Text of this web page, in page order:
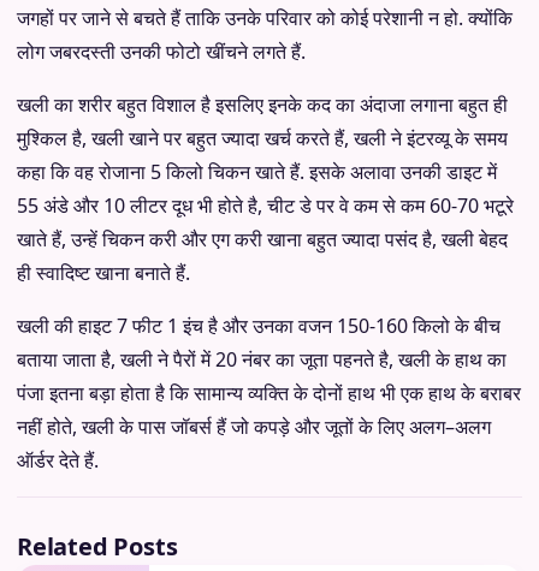
जगहों पर जाने से बचते हैं ताकि उनके परिवार को कोई परेशानी न हो.क्योंकि
लोग जबरदस्ती उनकी फोटो खींचने लगते हैं.
खली का शरीर बहुत विशाल है इसलिए इनके कद का अंदाजा लगाना बहुत ही
मुश्किल है,खली खाने पर बहुत ज्यादा खर्च करते हैं,खली ने इंटरव्यू के समय
कहा कि वह रोजाना 5किलो चिकन खाते हैं.इसके अलावा उनकी डाइट में
55अंडे और10लीटर दूध भी होते है,चीट डे पर वे कम से कम60-70भटूरे
खाते हैं,उन्हें चिकन करी और एग करी खाना बहुत ज्यादा पसंद है,खली बेहद
ही स्वादिष्ट खाना बनाते हैं.
खली की हाइट7फीट1इंच है और उनका वजन150-160किलो के बीच
बताया जाता है,खली ने पैरों में20नंबर का जूता पहनते है,खली के हाथ का
पंजा इतना बड़ा होता है कि सामान्य व्यक्ति के दोनों हाथ भी एक हाथ के बराबर
नहीं होते,खली के पास जॉबर्स हैं जो कपड़े और जूतों के लिए अलग–अलग
ऑर्डर देते हैं.
Related Posts